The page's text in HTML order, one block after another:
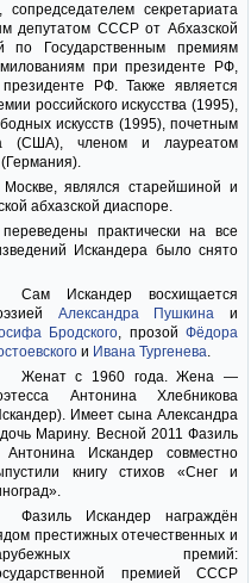
секретариата
депутатом СССР от Абхазской
по Государственным премиям
при президенте РФ,
РФ. Также является
российского искусства (1995),
искусств (1995), почетным
(США), членом и лауреатом
являлся старейшиной и
абхазской диаспоре.
практически на все
Искандера было снято
Сам Искандер восхищается
Александра Пушкина и
Бродского, прозойФёдора
и Ивана Тургенева.
Женат с 1960 года. Жена —
Антонина Хлебникова
Имеет сына Александра
Марину. Весной 2011 Фазиль
Искандер совместно
книгу стихов «Снег и
Фазиль Искандер награждён
престижных отечественных и
премий:
премией СССР